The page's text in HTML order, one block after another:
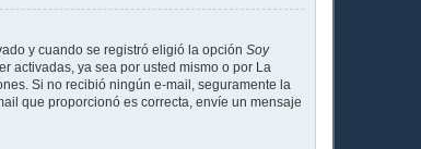
y cuando se registró eligió la opción Soy
activadas, ya sea por usted mismo o por La
Si no recibió ningún e-mail, seguramente la
que proporcionó es correcta, envíe un mensaje